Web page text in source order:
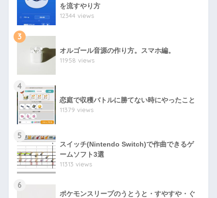
を流すやり方
12344 views
3
オルゴール音源の作り方。スマホ編。
11958 views
4
恋庭で収穫バトルに勝てない時にやったこと
11379 views
5
スイッチ(Nintendo Switch)で作曲できるゲ
ームソフト3選
11313 views
6
ポケモンスリープのうとうと・すやすや・ぐ